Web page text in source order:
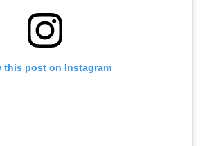
this post on Instagram